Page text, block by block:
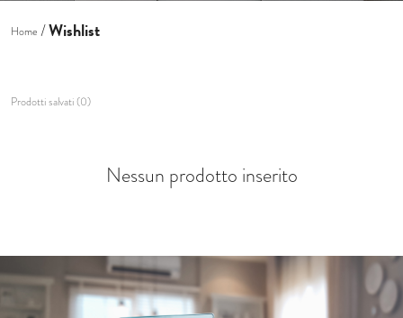
Home Wishlist
Prodotti salvati (0)
Nessun prodotto inserito